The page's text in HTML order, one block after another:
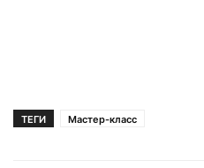
ТЕГИ Мастер-класс